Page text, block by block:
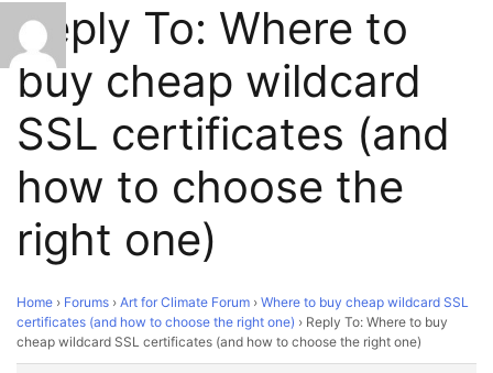
Reply To: Where to
buy cheap wildcard
SSL certificates (and
how to choose the
right one)
Home › Forums › Art for Climate Forum › Where to buy cheap wildcard SSL
certificates (and how to choose the right one) › Reply To: Where to buy
cheap wildcard SSL certificates (and how to choose the right one)